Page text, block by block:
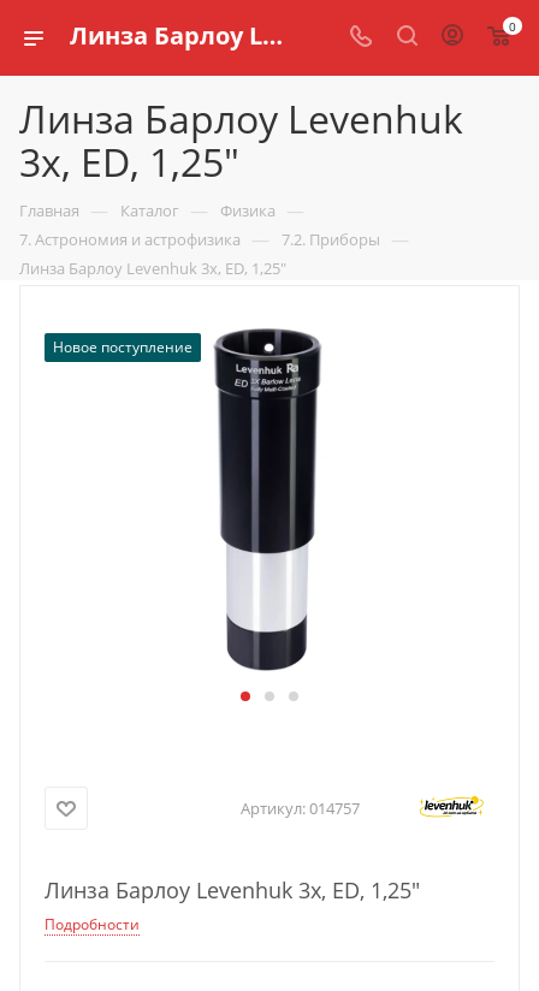
Линза Барлоу Levenhuk 3x, ED, 1,25" купить для кабинета физики по доступной цене в интернет магазине schools.ru 0
Линза Барлоу Levenhuk
3x, ED, 1,25"
Главная — Каталог — Физика —
7. Астрономия и астрофизика — 7.2. Приборы —
Линза Барлоу Levenhuk 3x, ED, 1,25"
Новое поступление
Артикул:014757
Линза Барлоу Levenhuk 3x, ED, 1,25"
Подробности